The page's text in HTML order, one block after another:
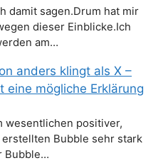
damit sagen.Drum hat mir
dieser Einblicke.Ich
am…
anders klingt als X –
eine mögliche Erklärung
wesentlichen positiver,
Bubble sehr stark
Bubble…